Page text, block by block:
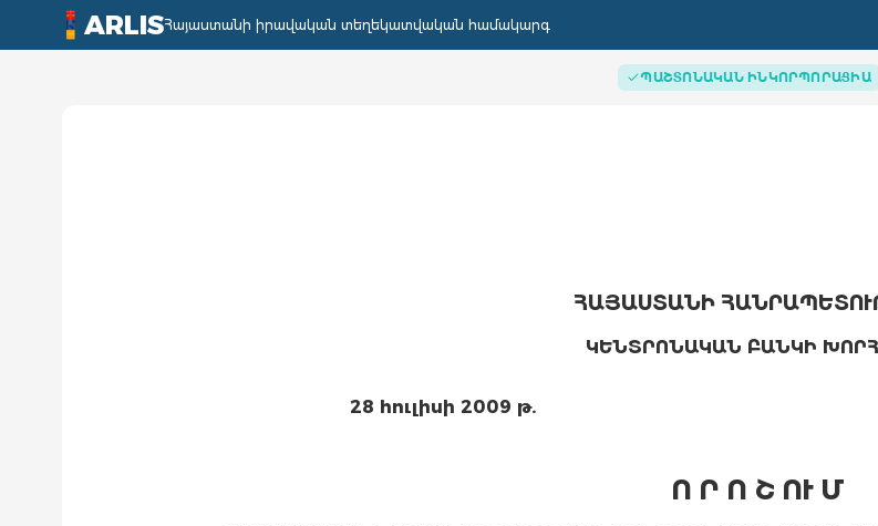
ARLISՀայաստանի իրավական տեղեկատվական համակարգ
ՊԱՇՏՈՆԱԿԱՆ ԻՆԿՈՐՊՈՐԱՑԻԱ
ՀԱՅԱՍՏԱՆԻ
ԿԵՆՏՐՈՆԱԿԱՆ ԲԱՆԿԻ
28 հուլիսի 2009 թ.
Ո Ր Ո Շ ՈՒ Մ